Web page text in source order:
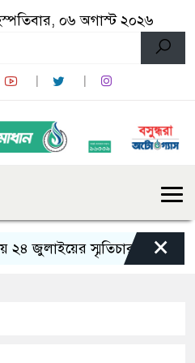
০৬ অগাস্ট ২০২৬
স্মৃতিচারণ: গুমের×